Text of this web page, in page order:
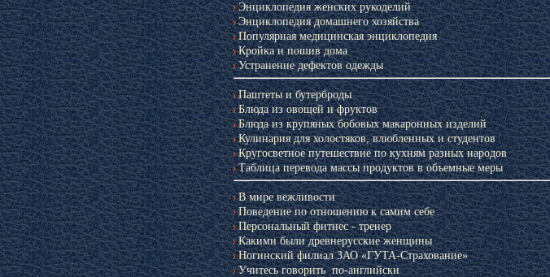
Справочник по
лечебному питанию
Фитоэргономика
Энциклопедия женских рукоделий
Энциклопедия домашнего хозяйства
Популярная медицинская энциклопедия
Кройка и пошив дома
Устранение дефектов одежды
Паштеты и бутерброды
Блюда из овощей и фруктов
Блюда из крупяных бобовых макаронных изделий
Кулинария для холостяков, влюбленных и студентов
Кругосветное путешествие по кухням разных народов
Таблица перевода массы продуктов в объемные меры
В мире вежливости
Поведение по отношению к самим себе
Персональный фитнес - тренер
Какими были древнерусские женщины
Ногинский филиал ЗАО «ГУТА-Страхование»
Учитесь говорить по-английски